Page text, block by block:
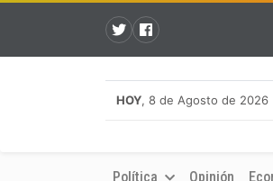
HOY, 8 de Agosto de 2026
Política Opinión